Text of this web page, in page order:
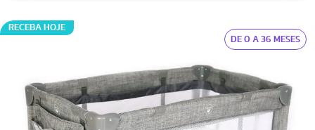
RECEBA HOJE
DE 0 A 36 MESES